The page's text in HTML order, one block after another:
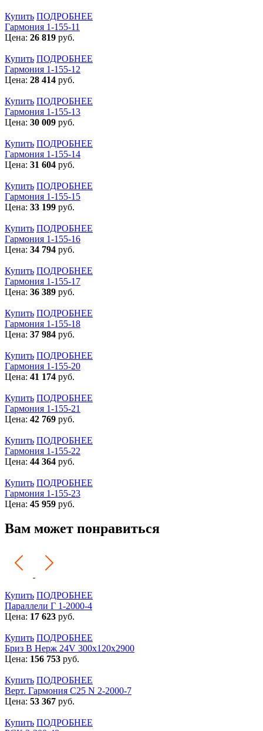
Купить ПОДРОБНЕЕ
Гармония 1-155-11
Цена: 26 819 руб.
Купить ПОДРОБНЕЕ
Гармония 1-155-12
Цена: 28 414 руб.
Купить ПОДРОБНЕЕ
Гармония 1-155-13
Цена: 30 009 руб.
Купить ПОДРОБНЕЕ
Гармония 1-155-14
Цена: 31 604 руб.
Купить ПОДРОБНЕЕ
Гармония 1-155-15
Цена: 33 199 руб.
Купить ПОДРОБНЕЕ
Гармония 1-155-16
Цена: 34 794 руб.
Купить ПОДРОБНЕЕ
Гармония 1-155-17
Цена: 36 389 руб.
Купить ПОДРОБНЕЕ
Гармония 1-155-18
Цена: 37 984 руб.
Купить ПОДРОБНЕЕ
Гармония 1-155-20
Цена: 41 174 руб.
Купить ПОДРОБНЕЕ
Гармония 1-155-21
Цена: 42 769 руб.
Купить ПОДРОБНЕЕ
Гармония 1-155-22
Цена: 44 364 руб.
Купить ПОДРОБНЕЕ
Гармония 1-155-23
Цена: 45 959 руб.
Вам может понравиться
Купить ПОДРОБНЕЕ
Параллели Г 1-2000-4
Цена: 17 623 руб.
Купить ПОДРОБНЕЕ
Бриз В Нерж 24V 300x120x2900
Цена: 156 753 руб.
Купить ПОДРОБНЕЕ
Верт. Гармония С25 N 2-2000-7
Цена: 53 367 руб.
Купить ПОДРОБНЕЕ